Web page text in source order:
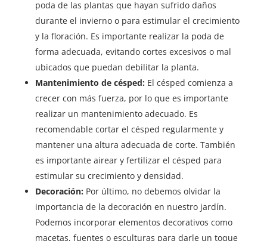
poda de las plantas que hayan sufrido daños
durante el invierno o para estimular el crecimiento
y la floración. Es importante realizar la poda de
forma adecuada, evitando cortes excesivos o mal
ubicados que puedan debilitar la planta.
Mantenimiento de césped: El césped comienza a
crecer con más fuerza, por lo que es importante
realizar un mantenimiento adecuado. Es
recomendable cortar el césped regularmente y
mantener una altura adecuada de corte. También
es importante airear y fertilizar el césped para
estimular su crecimiento y densidad.
Decoración: Por último, no debemos olvidar la
importancia de la decoración en nuestro jardín.
Podemos incorporar elementos decorativos como
macetas, fuentes o esculturas para darle un toque